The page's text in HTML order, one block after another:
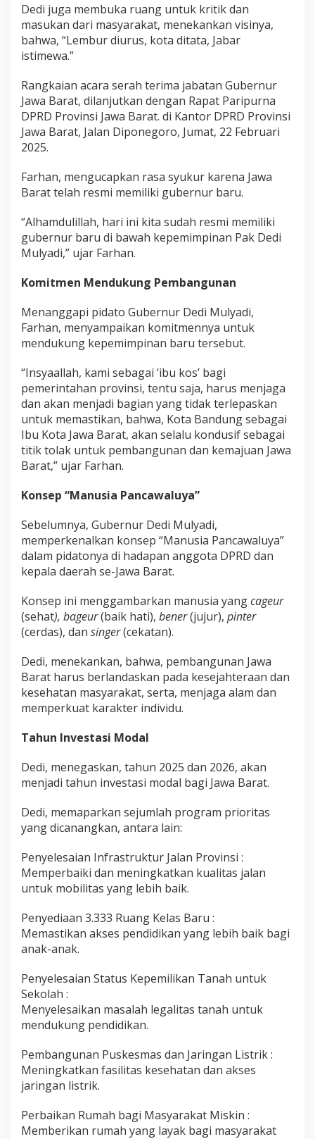
s
e
j
t
e
r
a
a
a
s
a
r
a
a
Dedi juga membuka ruang untuk kritik dan
masukan dari masyarakat, menekankan visinya,
bahwa, “Lembur diurus, kota ditata, Jabar
istimewa.”
Rangkaian acara serah terima jabatan Gubernur
Jawa Barat, dilanjutkan dengan Rapat Paripurna
DPRD Provinsi Jawa Barat. di Kantor DPRD Provinsi
Jawa Barat, Jalan Diponegoro, Jumat, 22 Februari
2025.
Farhan, mengucapkan rasa syukur karena Jawa
Barat telah resmi memiliki gubernur baru.
“Alhamdulillah, hari ini kita sudah resmi memiliki
gubernur baru di bawah kepemimpinan Pak Dedi
Mulyadi,” ujar Farhan.
Komitmen Mendukung Pembangunan
Menanggapi pidato Gubernur Dedi Mulyadi,
Farhan, menyampaikan komitmennya untuk
mendukung kepemimpinan baru tersebut.
“Insyaallah, kami sebagai ‘ibu kos’ bagi
pemerintahan provinsi, tentu saja, harus menjaga
dan akan menjadi bagian yang tidak terlepaskan
untuk memastikan, bahwa, Kota Bandung sebagai
Ibu Kota Jawa Barat, akan selalu kondusif sebagai
titik tolak untuk pembangunan dan kemajuan Jawa
Barat,” ujar Farhan.
Konsep “Manusia Pancawaluya”
Sebelumnya, Gubernur Dedi Mulyadi,
memperkenalkan konsep “Manusia Pancawaluya”
dalam pidatonya di hadapan anggota DPRD dan
kepala daerah se-Jawa Barat.
Konsep ini menggambarkan manusia yangcageur
(sehat), bageur(baik hati), bener(jujur), pinter
(cerdas), dan singer(cekatan).
Dedi, menekankan, bahwa, pembangunan Jawa
Barat harus berlandaskan pada kesejahteraan dan
kesehatan masyarakat, serta, menjaga alam dan
memperkuat karakter individu.
Tahun Investasi Modal
Dedi, menegaskan, tahun 2025 dan 2026, akan
menjadi tahun investasi modal bagi Jawa Barat.
Dedi, memaparkan sejumlah program prioritas
yang dicanangkan, antara lain:
Penyelesaian Infrastruktur Jalan Provinsi :
Memperbaiki dan meningkatkan kualitas jalan
untuk mobilitas yang lebih baik.
Penyediaan 3.333 Ruang Kelas Baru :
Memastikan akses pendidikan yang lebih baik bagi
anak-anak.
Penyelesaian Status Kepemilikan Tanah untuk
Sekolah :
Menyelesaikan masalah legalitas tanah untuk
mendukung pendidikan.
Pembangunan Puskesmas dan Jaringan Listrik :
Meningkatkan fasilitas kesehatan dan akses
jaringan listrik.
Perbaikan Rumah bagi Masyarakat Miskin :
Memberikan rumah yang layak bagi masyarakat